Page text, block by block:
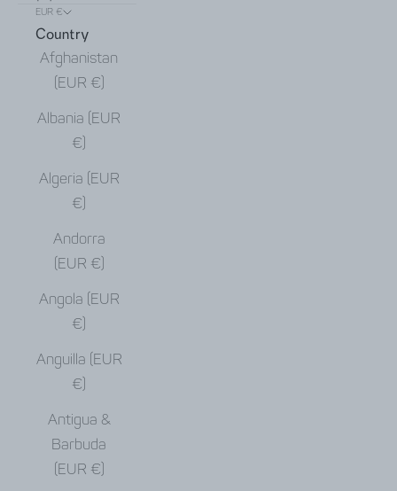
EUR €
Country
Afghanistan
(EUR €)
Albania (EUR
€)
Algeria (EUR
€)
Andorra
(EUR €)
Angola (EUR
€)
Anguilla (EUR
€)
Antigua &
Barbuda
(EUR €)